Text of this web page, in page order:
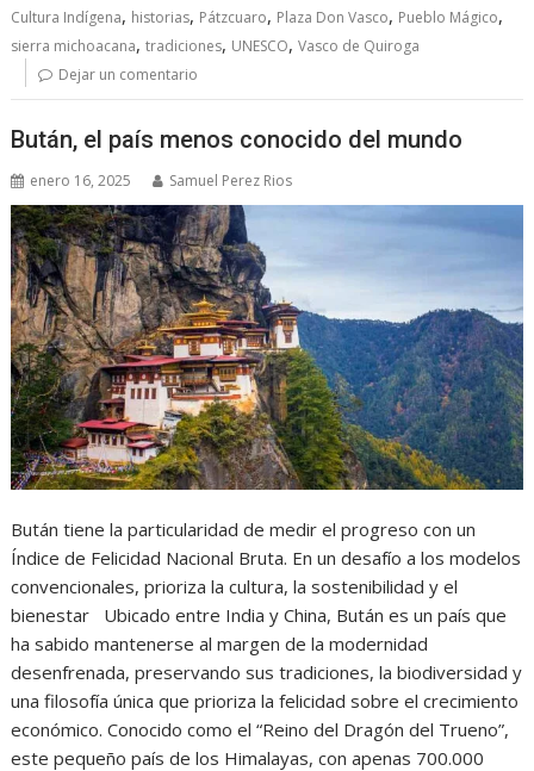
Cultura Indígena, historias, Pátzcuaro, Plaza Don Vasco, Pueblo Mágico,
sierra michoacana,tradiciones, UNESCO,Vasco de Quiroga
Dejar un comentario
Bután, el país menos conocido del mundo
enero 16, 2025 Samuel Perez Rios
Bután tiene la particularidad de medir el progreso con un
Índice de Felicidad Nacional Bruta. En un desafío a los modelos
convencionales, prioriza la cultura, la sostenibilidad y el
bienestar Ubicado entre India y China, Bután es un país que
ha sabido mantenerse al margen de la modernidad
desenfrenada, preservando sus tradiciones, la biodiversidad y
una filosofía única que prioriza la felicidad sobre el crecimiento
económico. Conocido como el “Reino del Dragón del Trueno”,
este pequeño país de los Himalayas, con apenas 700.000